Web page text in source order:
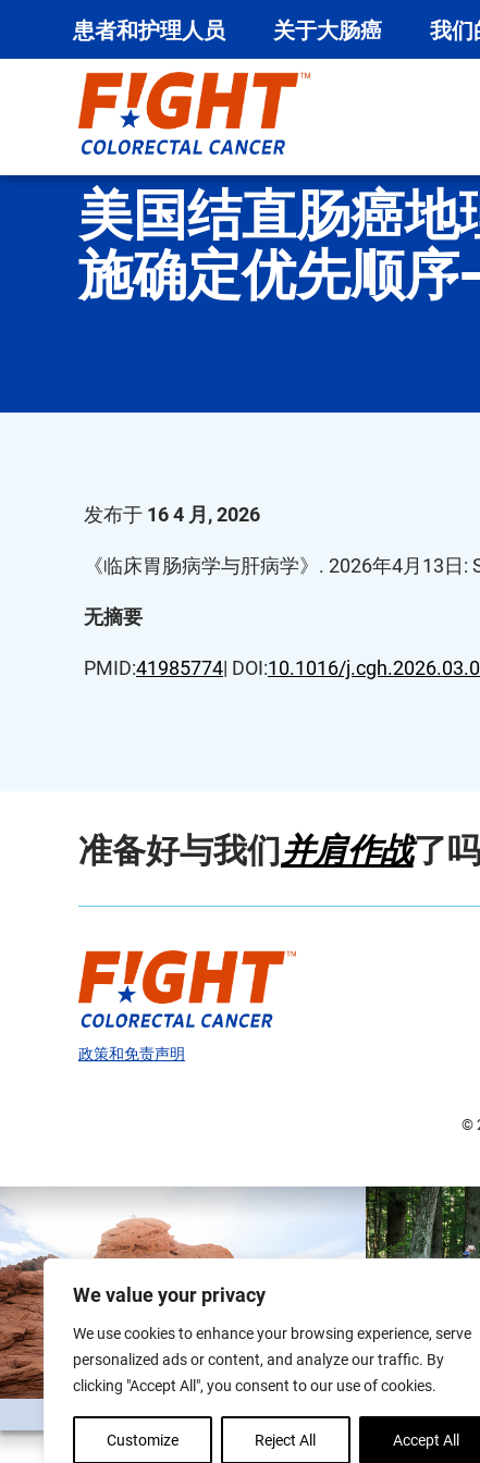
We value your privacy
We use cookies to enhance your browsing experience, serve
personalized ads or content, and analyze our traffic. By
clicking "Accept All", you consent to our use of cookies.
Customize Reject All Accept All
容
患者和护理人员 关于大肠癌 我们
美国结直肠癌
施确定优先顺
发布于 16 4 月, 2026
《临床胃肠病学与肝病学》. 2026年4月13日
无摘要
PMID:41985774| DOI:10.1016/
准备好与我们并肩作战了
政策和免责声明
©